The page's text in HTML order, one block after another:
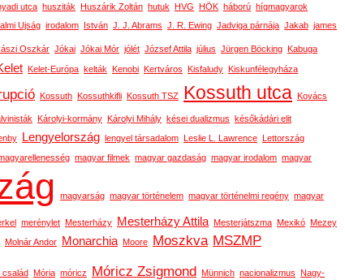
utca husziták Huszárik Zoltán hutuk HVG HÖK háború hígmagyarok
Ujság irodalom István J. J. Abrams J. R. Ewing Jadviga párnája Jakab james
Oszkár Jókai Jókai Mór jólét József Attila július Jürgen Böcking Kabuga
Kelet-Európa kelták Kenobi Kertváros Kisfaludy Kiskunfélegyháza
Kossuth Kossuthkifli Kossuth TSZ Kossuth utca Kovács
Károlyi-kormány Károlyi Mihály kései dualizmus későkádári elit
Lengyelország lengyel társadalom Leslie L. Lawrence Lettország
magyar filmek magyar gazdaság magyar irodalom magyar
magyarság magyar történelem magyar történelmi regény magyar
merénylet Mesterházy Mesterházy Attila Mesterjátszma Mexikó Mezey
Molnár Andor Monarchia Moore Moszkva MSZMP
család Mória móricz Móricz Zsigmond Münnich nacionalizmus Nagy-